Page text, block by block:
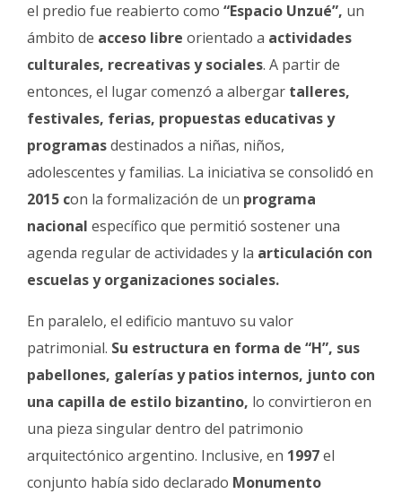
el predio fue reabierto como “Espacio Unzué”, un
ámbito de acceso libre orientado a actividades
culturales, recreativas y sociales. A partir de
entonces, el lugar comenzó a albergar talleres,
festivales, ferias, propuestas educativas y
programasdestinados a niñas, niños,
adolescentes y familias. La iniciativa se consolidó en
2015 con la formalización de un programa
nacional específico que permitió sostener una
agenda regular de actividades y la articulación con
escuelas y organizaciones sociales.
En paralelo, el edificio mantuvo su valor
patrimonial. Su estructura en forma de “H”, sus
pabellones, galerías y patios internos, junto con
una capilla de estilo bizantino, lo convirtieron en
una pieza singular dentro del patrimonio
arquitectónico argentino. Inclusive, en 1997el
conjunto había sido declarado Monumento